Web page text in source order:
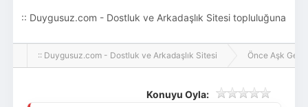
:: Duygusuz.com - Dostluk ve Arkadaşlık Sitesi topluluğuna
hoş geldin ziyaretçi! Aramıza katılmak istersen kayıt
:: Duygusuz.com - Dostluk ve Arkadaşlık Sitesi Önce Aşk Gelir
Konuyu Oyla: